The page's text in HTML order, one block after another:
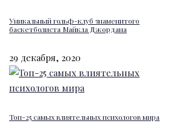
Уникальный гольф-клуб знаменитого
баскетболиста Майкла Джордана
29 декабря, 2020
Топ-25 самых влиятельных психологов мира